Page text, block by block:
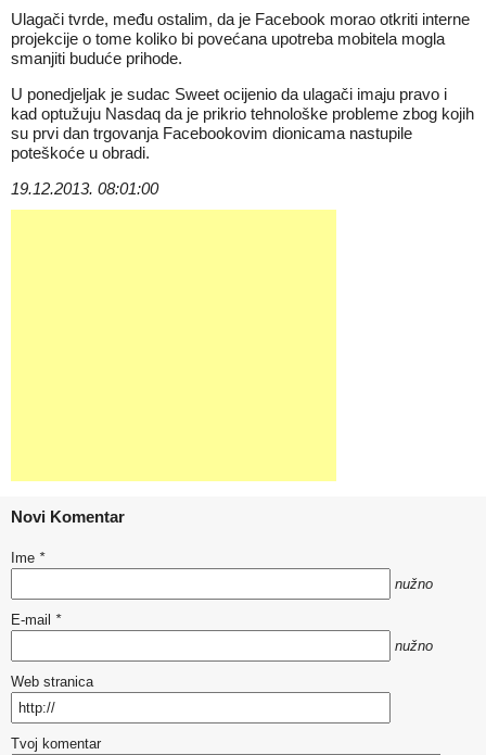
Ulagači tvrde, među ostalim, da je Facebook morao otkriti interne
projekcije o tome koliko bi povećana upotreba mobitela mogla
smanjiti buduće prihode.
U ponedjeljak je sudac Sweet ocijenio da ulagači imaju pravo i
kad optužuju Nasdaq da je prikrio tehnološke probleme zbog kojih
su prvi dan trgovanja Facebookovim dionicama nastupile
poteškoće u obradi.
19.12.2013. 08:01:00
Novi Komentar
Ime *
nužno
E-mail *
nužno
Web stranica
Tvoj komentar